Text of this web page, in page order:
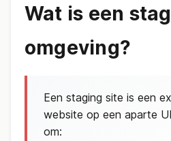
Wat is een
omgeving?
Een staging site is een
website op een aparte
om: